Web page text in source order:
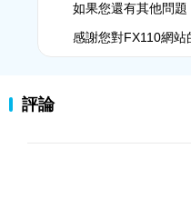
如果您還有其他問
感謝您對FX110網站
評論